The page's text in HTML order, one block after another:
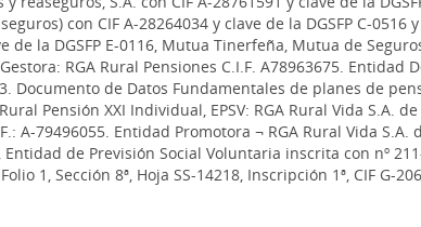
con CIF A-28264034 y clave de la DGSFP C-
la DGSFP E-0116, Mutua Tinerfeña, Mutua de
RGA Rural Pensiones C.I.F. A78963675. Entidad
Documento de Datos Fundamentales de planes de
Pensión XXI Individual, EPSV: RGA Rural Vida S.A.
79496055. Entidad Promotora ¬ RGA Rural Vida S.A.
de Previsión Social Voluntaria inscrita con nº
1, Sección 8ª, Hoja SS-14218, Inscripción 1ª, CIF G-